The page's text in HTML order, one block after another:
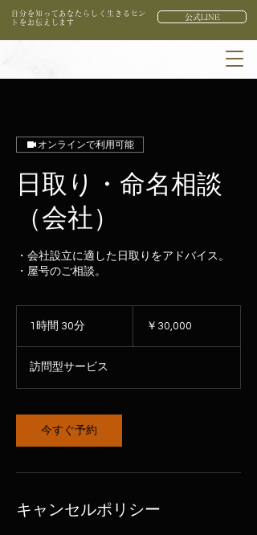
自分を知ってあなたらしく生きるヒン
トをお伝えします
公式LINE
オンラインで利用可能
日取り・命名相談
（会社）
・会社設立に適した日取りをアドバイス。
・屋号のご相談。
1時間 30分
0
分
￥30,000
訪問型サービス
今すぐ予約
キャンセルポリシー